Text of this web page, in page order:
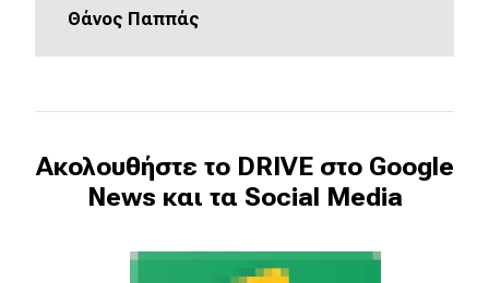
eDRIVE
DRIVE USED
Θάνος Παππάς
Ακολουθήστε το DRIVE στο Google
News και τα Social Media